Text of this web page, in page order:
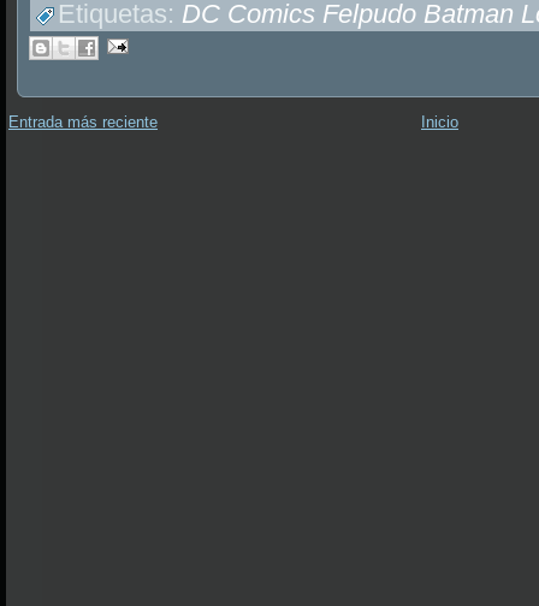
Etiquetas: DC Comics Felpudo Batman
Entrada más reciente Inicio